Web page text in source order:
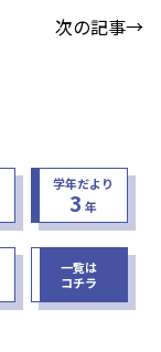
次の記事→
学年だより
3 年
一覧は
コチラ